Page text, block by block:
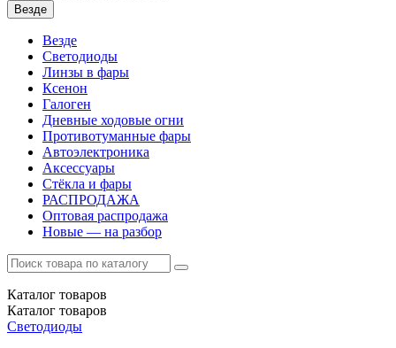
Везде
Везде
Светодиоды
Линзы в фары
Ксенон
Галоген
Дневные ходовые огни
Противотуманные фары
Автоэлектроника
Аксессуары
Стёкла и фары
РАСПРОДАЖА
Оптовая распродажа
Новые — на разбор
Каталог товаров
Каталог товаров
Светодиоды